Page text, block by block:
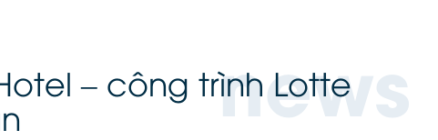
– công trình Lotte
news